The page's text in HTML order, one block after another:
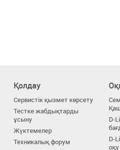
Қолдау
Сервистік қызмет көрсету
Тестке жабдықтарды
ұсыну
Жүктемелер
Техникалық форум
D-
D-